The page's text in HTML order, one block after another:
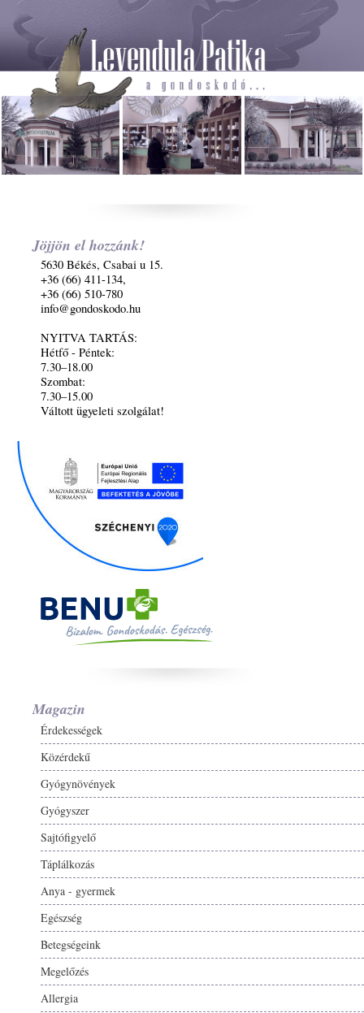
Jöjjön el hozzánk!
5630 Békés, Csabai u 15.
+36 (66) 411-134,
+36 (66) 510-780
info@gondoskodo.hu
NYITVA TARTÁS:
Hétfő - Péntek:
7.30–18.00
Szombat:
7.30–15.00
Váltott ügyeleti szolgálat!
Magazin
Érdekességek
Közérdekű
Gyógynövények
Gyógyszer
Sajtófigyelő
Táplálkozás
Anya - gyermek
Egészség
Betegségeink
Megelőzés
Allergia